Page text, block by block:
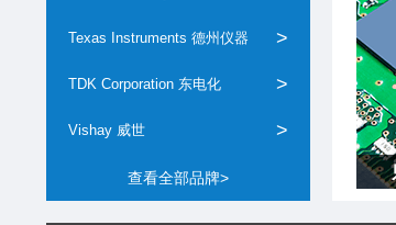
Texas Instruments 德州仪器 >
TDK Corporation 东电化 >
Vishay 威世 >
查看全部品牌>